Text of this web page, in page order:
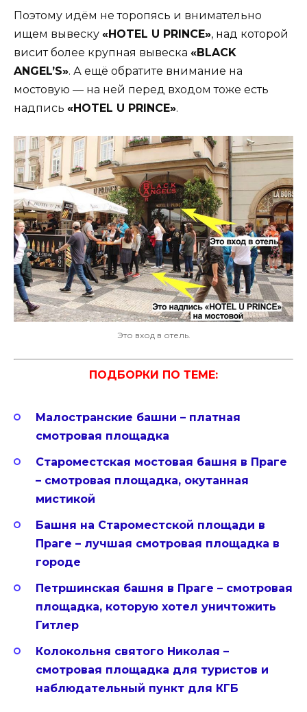
Поэтому идём не торопясь и внимательно
ищем вывеску «HOTEL U PRINCE», над которой
висит более крупная вывеска «BLACK
ANGEL’S». А ещё обратите внимание на
мостовую — на ней перед входом тоже есть
надпись «HOTEL U PRINCE».
Это вход в отель.
ПОДБОРКИ ПО ТЕМЕ:
Малостранские башни – платная
смотровая площадка
Староместская мостовая башня в Праге
– смотровая площадка, окутанная
мистикой
Башня на Староместской площади в
Праге – лучшая смотровая площадка в
городе
Петршинская башня в Праге – смотровая
площадка, которую хотел уничтожить
Гитлер
Колокольня святого Николая –
смотровая площадка для туристов и
наблюдательный пункт для КГБ